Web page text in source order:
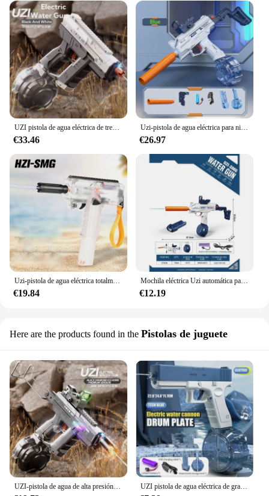
€33.46
Uzi-pistola de agua eléctrica para niños, juego de tiro, Cañón de verano, lucha por las aguas al aire libre, juguete de playa, regalos para niños, nuevo
€26.97
€19.84
Mochila eléctrica Uzi automática para niños, pistola de agua de juguete de lucha, piscina de playa al aire libre, verano, 2024
€12.19
Here are the products found in the Pistolas de juguete
UZI-pistola de agua de alta presión para niños, juguete de piscina, juegos de disparos para adultos, juegos al aire libre, juguetes de verano UZI pistola de agua eléctrica de gran capacidad, juguete automático de absorción de agua, juegos de piscina para playa, pistola de agua Blaster para adultos y niños